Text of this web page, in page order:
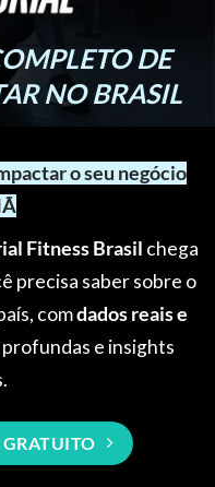
DE
NO BRASIL
o seu negócio
Fitness Brasil chega
precisa saber sobre o
comdados reais e
profundas e insights